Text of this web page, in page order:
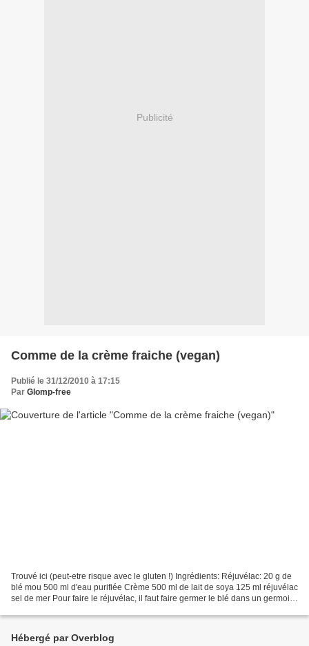
Publicité
Comme de la crème fraiche (vegan)
Publié le 31/12/2010 à 17:15
Par Glomp-free
Trouvé ici (peut-etre risque avec le gluten !) Ingrédients: Réjuvélac: 20 g de
blé mou 500 ml d'eau purifiée Crème 500 ml de lait de soya 125 ml réjuvélac
sel de mer Pour faire le réjuvélac, il faut faire germer le blé dans un germoir
Hébergé par Overblog